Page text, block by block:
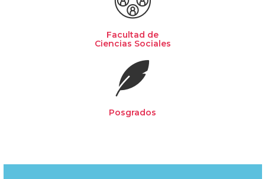
Facultad de
Ciencias Sociales
Posgrados